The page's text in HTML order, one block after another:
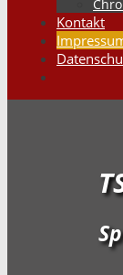
Kontakt